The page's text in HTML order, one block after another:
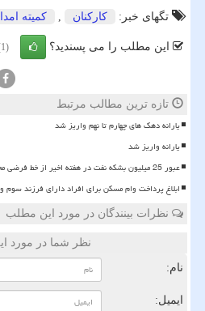
تگهای خبر:
كاركنان , كمیته
این مطلب را می پسندید؟ (1)
تازه ترین مطالب مرتبط
یارانه دهک های چهارم تا نهم واریز شد
یارانه واریز شد
عبور 25 میلیون بشکه نفت در هفته اخیر از خط فرضی محاصره
ابلاغ پرداخت وام مسکن برای افراد دارای فرزند سوم
نظرات بینندگان در مورد این مطلب
نظر شما در مورد
نام:
ایمیل: